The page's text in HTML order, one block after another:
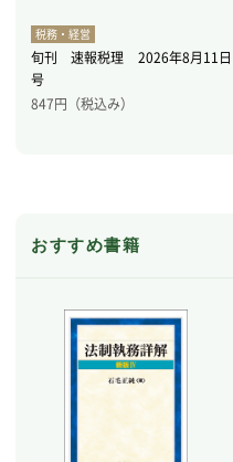
税務・経営
旬刊 速報税理 2026年8月11日
号
847円（税込み）
おすすめ書籍